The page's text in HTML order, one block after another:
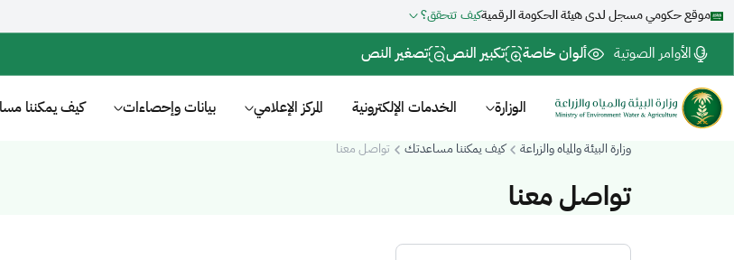
موقع حكومي مسجل لدى هيئة الحكومة الرقميةكيف تتحقق؟
الأوامر الصوتية ألوان خاصة تكبير النص تصغير النص
الوزارة الخدمات الإلكترونية المركز الإعلامي بيانات وإحصاءات كيف يمكننا
وزارة البيئة والمياه والزراعة كيف يمكننا مساعدتك تواصل معنا
تواصل معنا